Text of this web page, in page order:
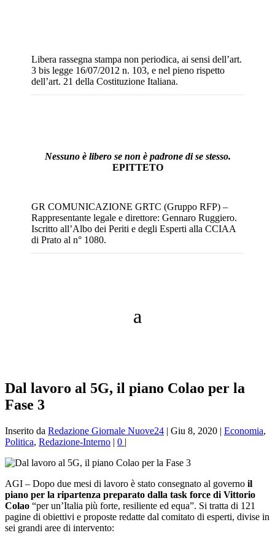
Libera rassegna stampa non periodica, ai sensi dell’art.
3 bis legge 16/07/2012 n. 103, e nel pieno rispetto
dell’art. 21 della Costituzione Italiana.
Nessuno è libero se non è padrone di se stesso.
EPITTETO
GR COMUNICAZIONE GRTC (Gruppo RFP) –
Rappresentante legale e direttore: Gennaro Ruggiero.
Iscritto all’Albo dei Periti e degli Esperti alla CCIAA
di Prato al n° 1080.
Dal lavoro al 5G, il piano Colao per la
Fase 3
Inserito da Redazione Giornale Nuove24 | Giu 8, 2020 | Economia,
Politica, Redazione-Interno | 0 |
AGI – Dopo due mesi di lavoro è stato consegnato al governo il
piano per la ripartenza preparato dalla task force di Vittorio
Colao “per un’Italia più forte, resiliente ed equa”. Si tratta di 121
pagine di obiettivi e proposte redatte dal comitato di esperti, divise in
sei grandi aree di intervento: